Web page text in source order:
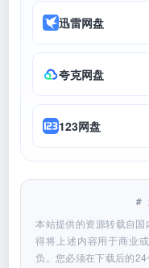
迅雷网盘
夸克网盘
123网盘
#
本站提供的资源转载自
得将上述内容用于商业
负。您必须在下载后的